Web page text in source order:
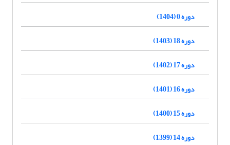
دوره 0 (1404)
دوره 18 (1403)
دوره 17 (1402)
دوره 16 (1401)
دوره 15 (1400)
دوره 14 (1399)